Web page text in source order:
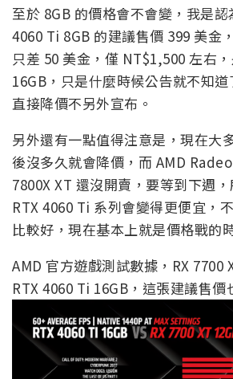
至於 8GB 的價格會不會變，我是
4060 Ti 8GB 的建議售價 399 美金
只差 50 美金，僅 NT$1,500 左右
16GB，只是什麼時候公告就不知
直接降價不另外宣布。
另外還有一點值得注意是，現在大
後沒多久就會降價，而 AMD
7800X XT 還沒開賣，要等到下週
RTX 4060 Ti 系列會變得更便宜，
比較好，現在基本上就是價格戰的
AMD 官方遊戲測試數據，RX 7700
RTX 4060 Ti 16GB，這張建議售價